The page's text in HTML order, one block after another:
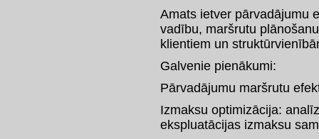
Amats ietver pārvadājumu
vadību, maršrutu
klientiem un
Galvenie pienākumi:
Pārvadājumu maršrutu
Izmaksu optimizācija:
ekspluatācijas izmaksu